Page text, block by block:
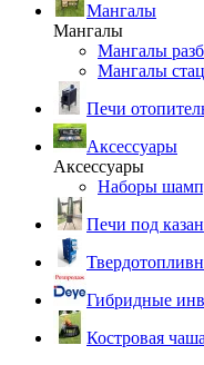
Мангалы
Мангалы
Мангалы
Мангалы
Печи
Аксессуары
Аксессуары
Наборы
Печи под казан
Гибридные
Костровая чаша